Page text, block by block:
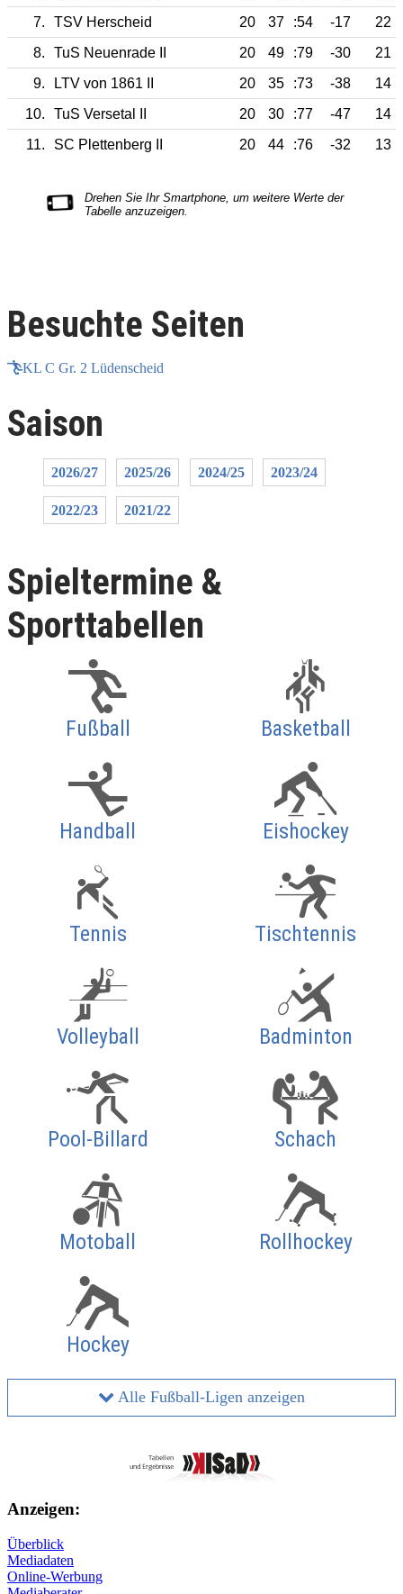
7.
TSV Herscheid 20 37 :54 -17
22
8.
TuS Neuenrade II 20 49 :79 -30
21
9.
LTV von 1861 II 20 35 :73 -38
14
10.
TuS Versetal II 20 30 :77 -47
14
11.
SC Plettenberg II 20 44 :76 -32 13
Besuchte Seiten
KL C Gr. 2 Lüdenscheid
Saison
2026/27 2025/26 2024/25 2023/24
2022/23 2021/22
Spieltermine &
Sporttabellen
Fußball Basketball
Handball Eishockey
Tennis Tischtennis
Volleyball Badminton
Pool-Billard Schach
Motoball Rollhockey
Hockey
Alle Fußball-Ligen anzeigen
Anzeigen:
Überblick
Mediadaten
Online-Werbung